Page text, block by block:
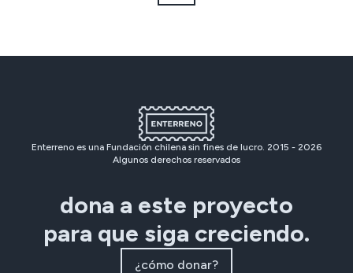
Enterreno es una Fundación chilena sin fines de lucro. 2015 - 2026
Algunos derechos reservados
dona a este proyecto
para que siga creciendo.
¿cómo donar?